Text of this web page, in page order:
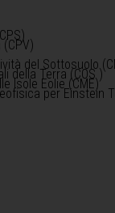
del Sottosuolo
della Terra (COS )
Isole Eolie (CME)
per Einstein